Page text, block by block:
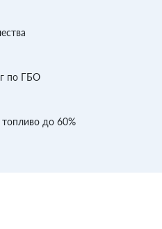
по ГБО
топливо до 60%